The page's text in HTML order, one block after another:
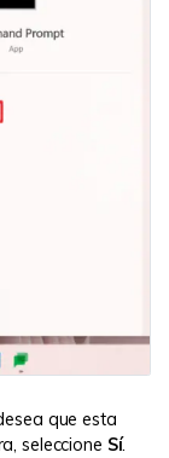
que esta
seleccione Sí.